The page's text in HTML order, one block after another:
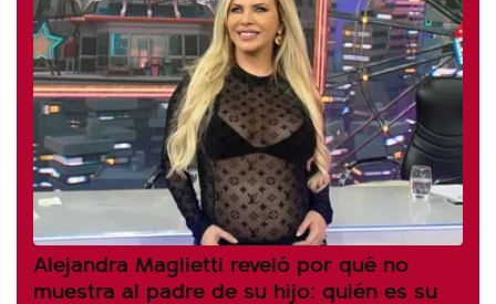
Alejandra Maglietti reveló por qué no
muestra al padre de su hijo: quién es su